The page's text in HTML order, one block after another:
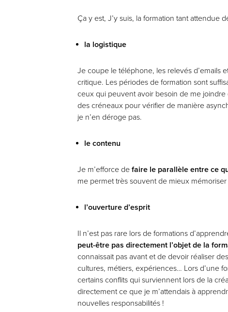
Ça y est, J’y suis, la formation tant attendue
la logistique
Je coupe le téléphone, les relevés d’emails
critique. Les périodes de formation sont
ceux qui peuvent avoir besoin de me
des créneaux pour vérifier de manière
je n’en déroge pas.
le contenu
Je m’efforce de faire le parallèle entre ce
me permet très souvent de mieux
l’ouverture d’esprit
Il n’est pas rare lors de formations
peut-être pas directement l’objet de la
connaissait pas avant et de devoir réaliser
cultures, métiers, expériences… Lors d’une
certains conflits qui surviennent lors de la
directement ce que je m’attendais à
nouvelles responsabilités !